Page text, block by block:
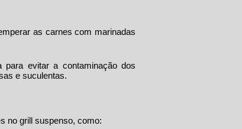
as carnes com marinadas
para evitar a contaminação dos
e suculentas.
no grill suspenso, como: